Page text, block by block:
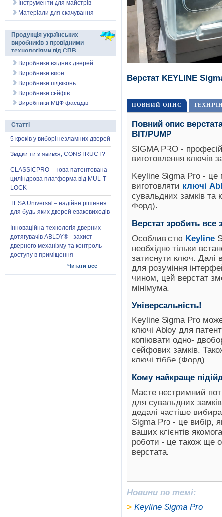
Верстат KEYLINE
ПОВНИЙ ОПИС
Повний опис
BIT/PUMP
SIGMA PRO -
виготовлення ключів
Keyline Sigma Pro - це
виготовляти ключі
сувальдних замків та
Форд).
Верстат зробить все
Особливістю Keyline
необхідно тільки
затиснути ключ. Далі
для розуміння
чином, цей верстат
мінімума.
Універсальність!
Keyline Sigma Pro
ключі Abloy для
копіювати одно-
сейфових замків.
ключі тіббе (Форд).
Кому найкраще
Маєте нестримний
для сувальдних
дедалі частіше
Sigma Pro - це вибір,
ваших клієнтів
роботи - це також ще
верстата.
Новини по темі:
> Keyline Sigma Pro
Інструменти для майстрів
Матеріали для скачування
Продукція українських
виробників з провідними
технологіями від СПВ
Виробники вхідних дверей
Виробники вікон
Виробники підвіконь
Виробники сейфів
Виробники МДФ фасадів
Статті
5 кроків у виборі незламних дверей
Звідки ти з’явився, CONSTRUCT?
CLASSICPRO – нова патентована
циліндрова платформа від MUL-T-
LOCK
TESA Universal – надійне рішення
для будь-яких дверей еваковиходів
Інноваційна технологія дверних
дотягувачів ABLOY® - захист
дверного механізму та контроль
доступу в приміщення
Читати все